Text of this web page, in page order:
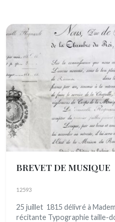
BREVET DE MUSIQUE
12593
25 juillet 1815 délivré à
récitante Typographie taille-